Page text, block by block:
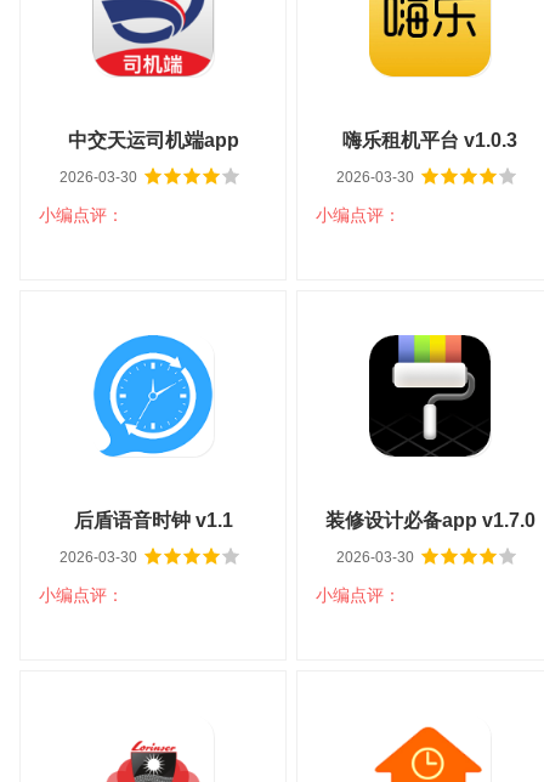
中交天运司机端app
v4.5.2.1
2026-03-30
小编点评：
v4.5.2.1
大小：99.97M
平台：安卓
分类：生活服务
语言：中文
查看详情
嗨乐租机平台 v1.0.3
2026-03-30
小编点评：
大小：7.21M
平台：安卓
分类：网络购物
语言：中文
查看详情
后盾语音时钟 v1.1
2026-03-30
小编点评：
分类：系统工具
语言：中文
装修设计必备app v1.7.0
2026-03-30
小编点评：
平台：安卓
分类：生活服务
语言：中文